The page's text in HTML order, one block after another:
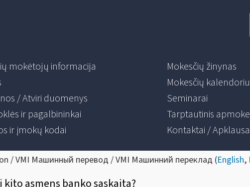
mokėtojų informacija
/ Atviri duomenys
ir pagalbininkai
ir įmokų kodai
Mokesčių žinynas
Mokesčių
Seminarai
Tarptautinis
Kontaktai / Apklausa
/ VMI Машинный перевод / VMI Машинний переклад (English,
asmens banko sąskaitą?